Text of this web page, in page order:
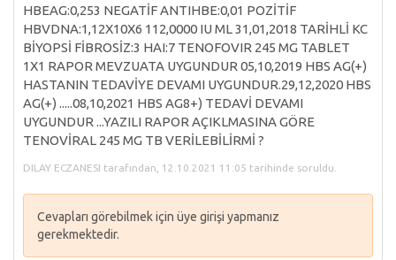
HBEAG:0,253 NEGATİF ANTIHBE:0,01 POZİTİF
HBVDNA:1,12X10X6 112,0000 IU ML 31,01,2018 TARİHLİ KC
BİYOPSİ FİBROSİZ:3 HAI:7 TENOFOVIR 245 MG TABLET
1X1 RAPOR MEVZUATA UYGUNDUR 05,10,2019 HBS AG(+)
HASTANIN TEDAVİYE DEVAMI UYGUNDUR.29,12,2020 HBS
AG(+) .....08,10,2021 HBS AG8+) TEDAVİ DEVAMI
UYGUNDUR ...YAZILI RAPOR AÇIKLMASINA GÖRE
TENOVİRAL 245 MG TB VERİLEBİLİRMİ ?
DILAY ECZANESI tarafından, 12.10.2021 11:05 tarihinde soruldu.
Cevapları görebilmek için üye girişi yapmanız
gerekmektedir.